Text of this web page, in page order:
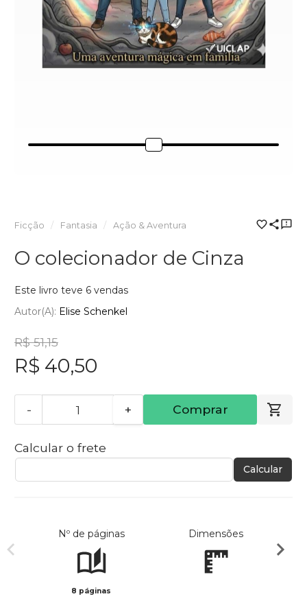
Ficção Fantasia Ação & Aventura
O colecionador de Cinza
Este livro teve 6 vendas
Autor(a): Elise Schenkel
R$ 51,15
R$ 40,50
- + Comprar
Calcular o frete
Calcular
Nº de páginas
8 páginas
Dimensões